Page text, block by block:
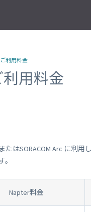
ータ転送支援
Beam
Funk
Harvest
キュアプロビジョニング
Krypton
導入事例集
活用で実現する新規収益モ
料ダウンロード一覧
はじめてサポート
プロジェクトの“壁打ち”支援
ムのサポート
査ログ
SIM
み通信モジュール・アンテ
トラッカー
パッケージソリューション
開発ボード
ラウド型カメラ「ソラカメ」
学習書籍
式会社ソラコム Facebook ペ
YouTube チャンネル
ご利用料金
利用料金
たはSORACOM Arc に利用
Napter料金